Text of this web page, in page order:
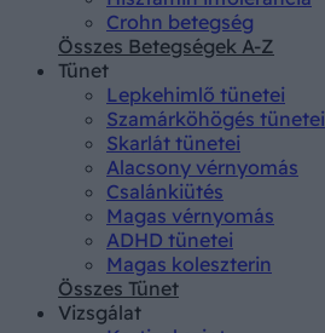
Crohn betegség
Összes Betegségek A-Z
Tünet
Lepkehimlő tünetei
Szamárköhögés tünetei
Skarlát tünetei
Alacsony vérnyomás
Csalánkiütés
Magas vérnyomás
ADHD tünetei
Magas koleszterin
Összes Tünet
Vizsgálat